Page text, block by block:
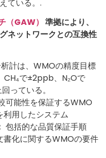
ている。.
（GAW） 準拠により、
ネットワークとの互換性
析計は、WMOの精度目標
CH₄で±2ppb、N₂Oで
っている。
可能性を保証するWMO
利用したシステム
包括的な品質保証手順
書化に関するWMOの要件